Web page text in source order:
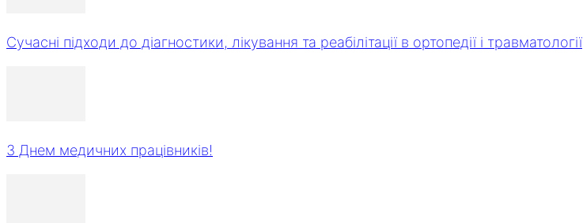
Сучасні підходи до діагностики, лікування та реабілітації в ортопедії і травматології
З Днем медичних працівників!